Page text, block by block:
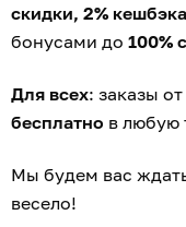
скидки, 2% кешбэка
бонусами до 100%
Для всех: заказы
бесплатно в любую
Мы будем вас
весело!